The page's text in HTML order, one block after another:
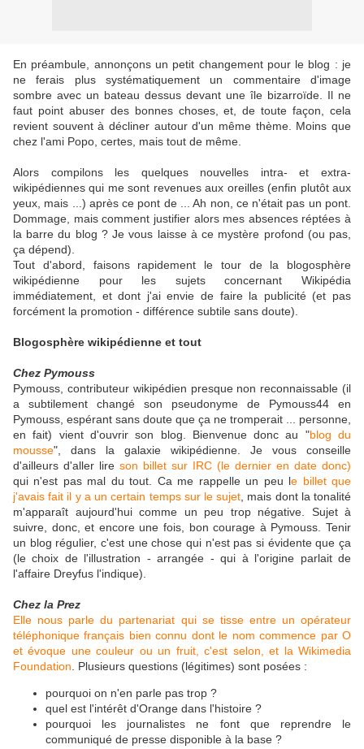
En préambule, annonçons un petit changement pour le blog : je
ne ferais plus systématiquement un commentaire d'image
sombre avec un bateau dessus devant une île bizarroïde. Il ne
faut point abuser des bonnes choses, et, de toute façon, cela
revient souvent à décliner autour d'un même thème. Moins que
chez l'ami Popo, certes, mais tout de même.
Alors compilons les quelques nouvelles intra- et extra-
wikipédiennes qui me sont revenues aux oreilles (enfin plutôt aux
yeux, mais ...) après ce pont de ... Ah non, ce n'était pas un pont.
Dommage, mais comment justifier alors mes absences réptées à
la barre du blog ? Je vous laisse à ce mystère profond (ou pas,
ça dépend).
Tout d'abord, faisons rapidement le tour de la blogosphère
wikipédienne pour les sujets concernant Wikipédia
immédiatement, et dont j'ai envie de faire la publicité (et pas
forcément la promotion - différence subtile sans doute).
Blogosphère wikipédienne et tout
Chez Pymouss
Pymouss, contributeur wikipédien presque non reconnaissable (il
a subtilement changé son pseudonyme de Pymouss44 en
Pymouss, espérant sans doute que ça ne tromperait ... personne,
en fait) vient d'ouvrir son blog. Bienvenue donc au "blog du
mousse", dans la galaxie wikipédienne. Je vous conseille
d'ailleurs d'aller lire son billet sur IRC (le dernier en date donc)
qui n'est pas mal du tout. Ca me rappelle un peu le billet que
j'avais fait il y a un certain temps sur le sujet , mais dont la tonalité
m'apparaît aujourd'hui comme un peu trop négative. Sujet à
suivre, donc, et encore une fois, bon courage à Pymouss. Tenir
un blog régulier, c'est une chose qui n'est pas si évidente que ça
(le choix de l'illustration - arrangée - qui à l'origine parlait de
l'affaire Dreyfus l'indique).
Chez la Prez
Elle nous parle du partenariat qui se tisse entre un opérateur
téléphonique français bien connu dont le nom commence par O
et évoque une couleur ou un fruit, c'est selon, et la Wikimedia
Foundation . Plusieurs questions (légitimes) sont posées :
pourquoi on n'en parle pas trop ?
quel est l'intérêt d'Orange dans l'histoire ?
pourquoi les journalistes ne font que reprendre le
communiqué de presse disponible à la base ?